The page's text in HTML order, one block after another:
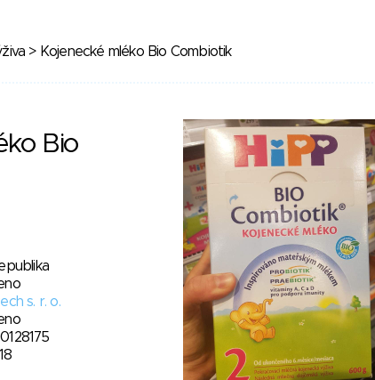
> Kojenecké mléko Bio Combiotik
Bio
s. r. o.